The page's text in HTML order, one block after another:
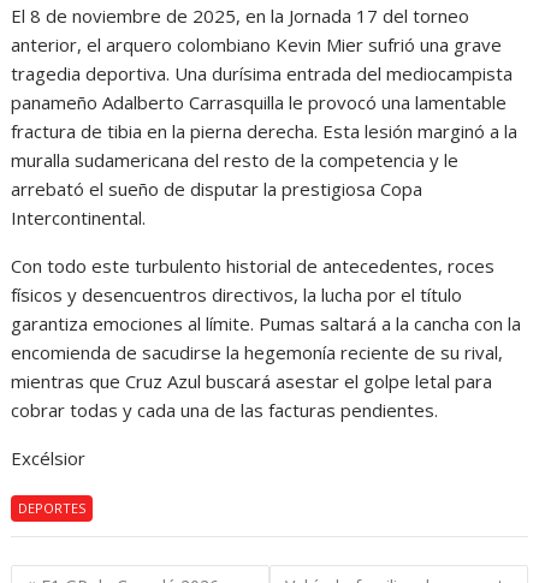
El 8 de noviembre de 2025, en la Jornada 17 del torneo
anterior, el arquero colombiano Kevin Mier sufrió una grave
tragedia deportiva. Una durísima entrada del mediocampista
panameño Adalberto Carrasquilla le provocó una lamentable
fractura de tibia en la pierna derecha. Esta lesión marginó a la
muralla sudamericana del resto de la competencia y le
arrebató el sueño de disputar la prestigiosa Copa
Intercontinental.
Con todo este turbulento historial de antecedentes, roces
físicos y desencuentros directivos, la lucha por el título
garantiza emociones al límite. Pumas saltará a la cancha con la
encomienda de sacudirse la hegemonía reciente de su rival,
mientras que Cruz Azul buscará asestar el golpe letal para
cobrar todas y cada una de las facturas pendientes.
Excélsior
DEPORTES